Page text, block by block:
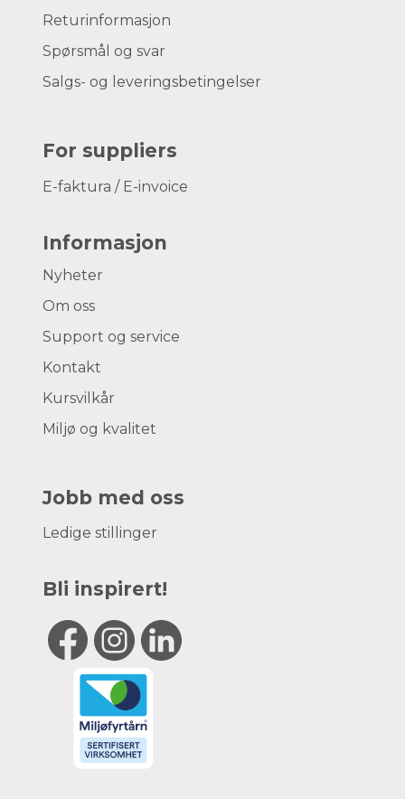
Returinformasjon
Spørsmål og svar
Salgs- og leveringsbetingelser
For suppliers
E-faktura / E-invoice
Informasjon
Nyheter
Om oss
Support og service
Kontakt
Kursvilkår
Miljø og kvalitet
Jobb med oss
Ledige stillinger
Bli inspirert!